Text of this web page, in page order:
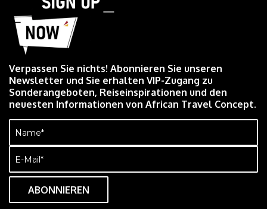
Verpassen Sie nichts! Abonnieren Sie unseren
Newsletter und Sie erhalten VIP-Zugang zu
Sonderangeboten, Reiseinspirationen und den
neuesten Informationen von African Travel Concept.
Name
(erforderlich)
E-
Mail
(erforderlich)